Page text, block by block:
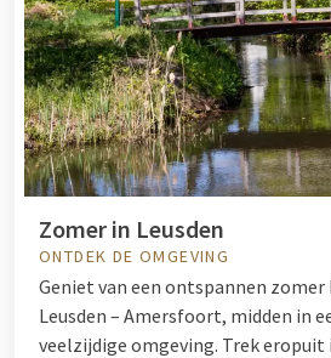
Zomer in Leusden
ONTDEK DE OMGEVING
Geniet van een ontspannen zomer
Leusden – Amersfoort, midden in
veelzijdige omgeving. Trek eropuit